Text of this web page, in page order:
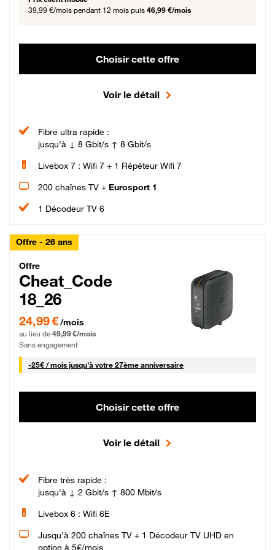
39,99 €/mois pendant 12 mois puis 46,99 €/mois
Choisir cette offre
Voir le détail
Fibre ultra rapide :
jusqu'à ↓ 8 Gbit/s ↑ 8 Gbit/s
Livebox 7 : Wifi 7 + 1 Répéteur Wifi 7
200 chaînes TV + Eurosport 1
1 Décodeur TV 6
Offre - 26 ans
Cheat_Code Fibre_18_26
Offre
Cheat_Code
18_26
24,99 € par mois pendant 0 mois puis 49,99 € par mois, Sans engagement
24,99 €/mois
au lieu de 49,99 €/mois
Sans engagement
-25€ / mois25 € par mois
jusqu'à votre 27ème anniversaire
Choisir cette offre
Voir le détail
Fibre très rapide :
jusqu'à ↓ 2 Gbit/s ↑ 800 Mbit/s
Livebox 6 : Wifi 6E
Jusqu’à 200 chaînes TV + 1 Décodeur TV UHD en
option à 5€/mois